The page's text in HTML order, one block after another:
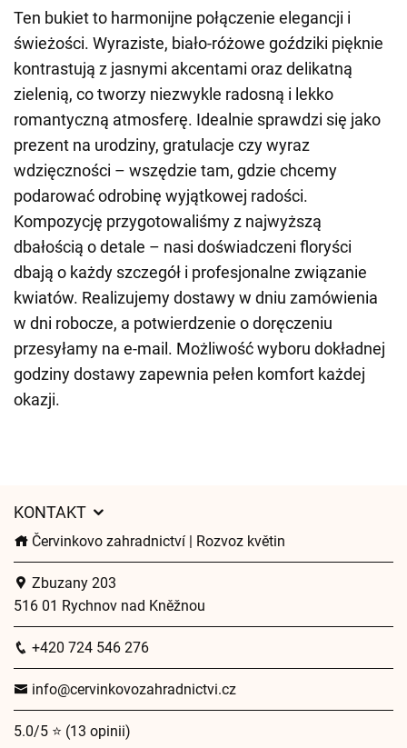
Ten bukiet to harmonijne połączenie elegancji i
świeżości. Wyraziste, biało-różowe goździki pięknie
kontrastują z jasnymi akcentami oraz delikatną
zielenią, co tworzy niezwykle radosną i lekko
romantyczną atmosferę. Idealnie sprawdzi się jako
prezent na urodziny, gratulacje czy wyraz
wdzięczności – wszędzie tam, gdzie chcemy
podarować odrobinę wyjątkowej radości.
Kompozycję przygotowaliśmy z najwyższą
dbałością o detale – nasi doświadczeni floryści
dbają o każdy szczegół i profesjonalne związanie
kwiatów. Realizujemy dostawy w dniu zamówienia
w dni robocze, a potwierdzenie o doręczeniu
przesyłamy na e-mail. Możliwość wyboru dokładnej
godziny dostawy zapewnia pełen komfort każdej
okazji.
KONTAKT
Červinkovo zahradnictví | Rozvoz květin
Zbuzany 203
516 01 Rychnov nad Kněžnou
+420 724 546 276
info@cervinkovozahradnictvi.cz
5.0/5 ⭐ (13 opinii)